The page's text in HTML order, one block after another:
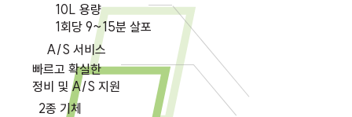
10L 용량
​1회당 9~15분 살포
A/S 서비스
빠르고 확실한
정비 및 A/S 지원
2종 기체